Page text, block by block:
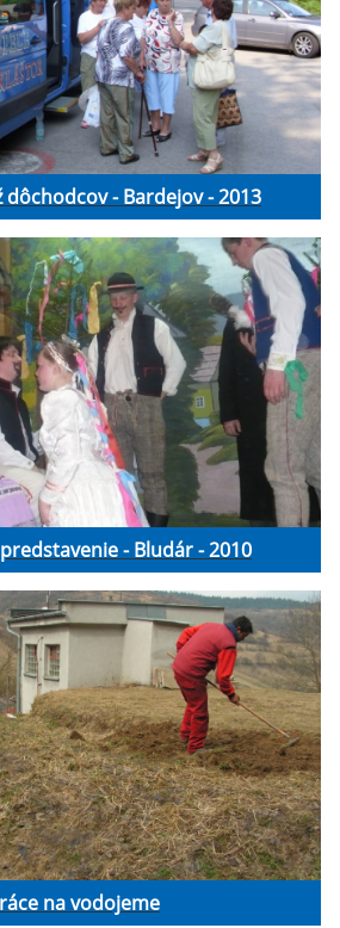
dôchodcov - Bardejov - 2013
- Bludár - 2010
na vodojeme